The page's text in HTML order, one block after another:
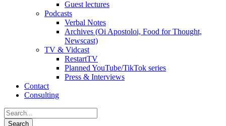
Guest lectures
Podcasts
Verbal Notes
Archives (Oi Apostoloi, Food for Thought,
Newscast)
TV & Vidcast
RestartTV
Planned YouTube/TikTok series
Press & Interviews
Contact
Consulting